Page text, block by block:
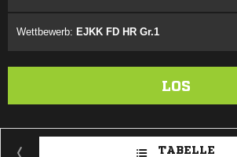
Wettbewerb: EJKK FD HR Gr.1
LOS
TABELLE